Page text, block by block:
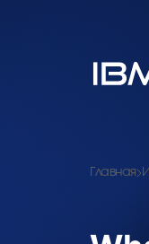
Главная